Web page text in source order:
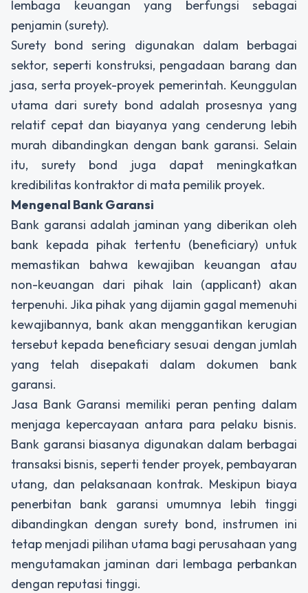
lembaga keuangan yang berfungsi sebagai
penjamin (surety).
Surety bond sering digunakan dalam berbagai
sektor, seperti konstruksi, pengadaan barang dan
jasa, serta proyek-proyek pemerintah. Keunggulan
utama dari surety bond adalah prosesnya yang
relatif cepat dan biayanya yang cenderung lebih
murah dibandingkan dengan bank garansi. Selain
itu, surety bond juga dapat meningkatkan
kredibilitas kontraktor di mata pemilik proyek.
Mengenal Bank Garansi
Bank garansi adalah jaminan yang diberikan oleh
bank kepada pihak tertentu (beneficiary) untuk
memastikan bahwa kewajiban keuangan atau
non-keuangan dari pihak lain (applicant) akan
terpenuhi. Jika pihak yang dijamin gagal memenuhi
kewajibannya, bank akan menggantikan kerugian
tersebut kepada beneficiary sesuai dengan jumlah
yang telah disepakati dalam dokumen bank
garansi.
Jasa Bank Garansi memiliki peran penting dalam
menjaga kepercayaan antara para pelaku bisnis.
Bank garansi biasanya digunakan dalam berbagai
transaksi bisnis, seperti tender proyek, pembayaran
utang, dan pelaksanaan kontrak. Meskipun biaya
penerbitan bank garansi umumnya lebih tinggi
dibandingkan dengan surety bond, instrumen ini
tetap menjadi pilihan utama bagi perusahaan yang
mengutamakan jaminan dari lembaga perbankan
dengan reputasi tinggi.